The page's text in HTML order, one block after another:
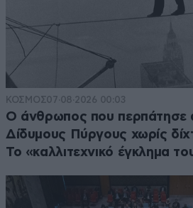
ΚΟΣΜΟΣ07·08·2026 00:03
Ο άνθρωπος που περπάτησε
Δίδυμους Πύργους χωρίς
Το «καλλιτεχνικό έγκλημα